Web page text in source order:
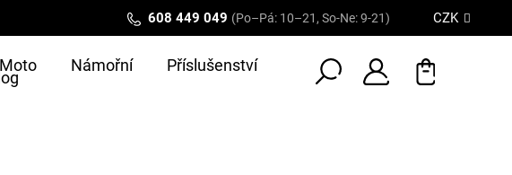
608 449 049 (Po–Pá: 10–21, So-Ne: 9-21) CZK
Námořní Příslušenství